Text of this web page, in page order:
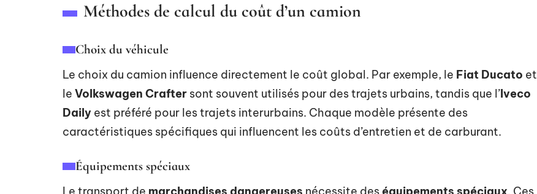
Méthodes de calcul du coût d’un camion
Choix du véhicule
Le choix du camion influence directement le coût global. Par exemple, le Fiat Ducato et
le Volkswagen Crafter sont souvent utilisés pour des trajets urbains, tandis que l’Iveco
Daily est préféré pour les trajets interurbains. Chaque modèle présente des
caractéristiques spécifiques qui influencent les coûts d’entretien et de carburant.
Équipements spéciaux